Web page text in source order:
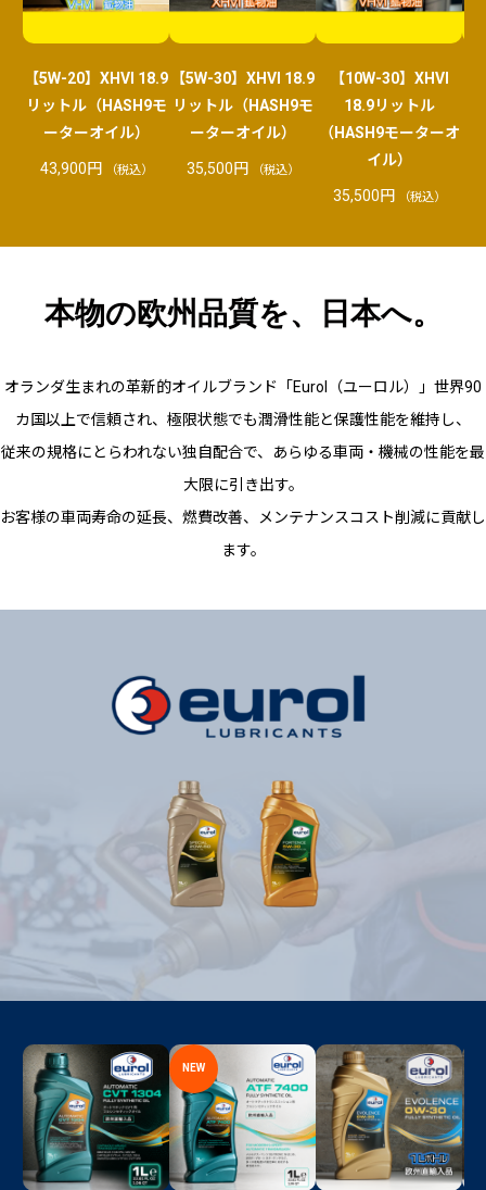
【5W-20】XHVI 18.9
リットル（HASH9モ
ーターオイル）
43,900円 （税込）
【5W-30】XHVI 18.9
リットル（HASH9モ
ーターオイル）
35,500円 （税込）
【10W-30】XHVI
18.9リットル
（HASH9モーターオ
イル）
35,500円 （税込）
本物の欧州品質を、日本へ。
オランダ生まれの革新的オイルブランド「Eurol（ユーロル）」世界90
カ国以上で信頼され、極限状態でも潤滑性能と保護性能を維持し、
従来の規格にとらわれない独自配合で、あらゆる車両・機械の性能を最
大限に引き出す。
お客様の車両寿命の延長、燃費改善、メンテナンスコスト削減に貢献し
ます。
NEW